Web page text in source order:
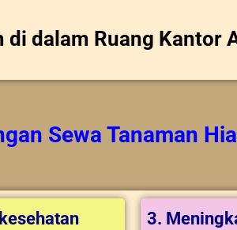
dalam Ruang Kantor
Sewa Tanaman
3.